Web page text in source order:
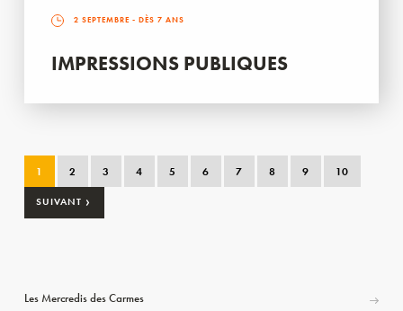
2 SEPTEMBRE - DÈS 7 ANS
IMPRESSIONS PUBLIQUES
1 2 3 4 5 6 7 8 9 10
SUIVANT ›
Les Mercredis des Carmes